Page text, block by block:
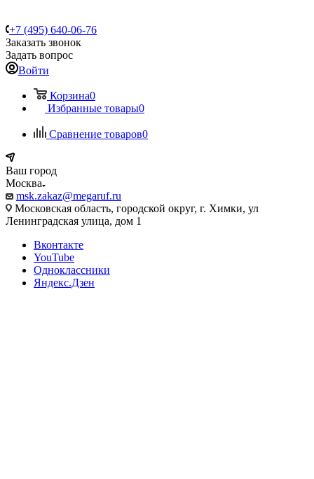
+7 (495) 640-06-76
Заказать звонок
Задать вопрос
Войти
Корзина0
Избранные товары0
Сравнение товаров0
Ваш город
Москва
msk.zakaz@megaruf.ru
Московская область, городской округ, г. Химки, ул
Ленинградская улица, дом 1
Вконтакте
YouTube
Одноклассники
Яндекс.Дзен